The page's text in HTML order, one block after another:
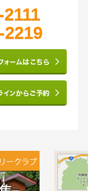
2219